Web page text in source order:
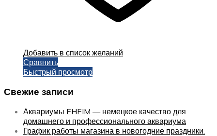
Добавить в список желаний
Сравнить
Быстрый просмотр
Свежие записи
Аквариумы EHEIM — немецкое качество для
домашнего и профессионального аквариума
График работы магазина в новогодние праздники: